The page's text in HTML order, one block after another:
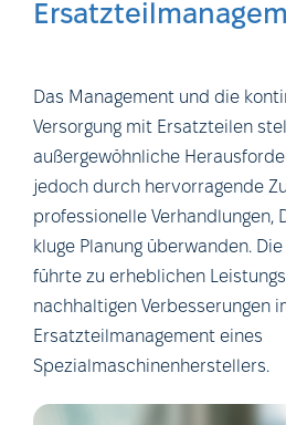
Das Management und die
Versorgung mit Ersatzteilen
außergewöhnliche
jedoch durch hervorragende
professionelle Verhandlungen,
kluge Planung überwanden.
führte zu erheblichen
nachhaltigen Verbesserungen
Ersatzteilmanagement eines
Spezialmaschinenherstellers.